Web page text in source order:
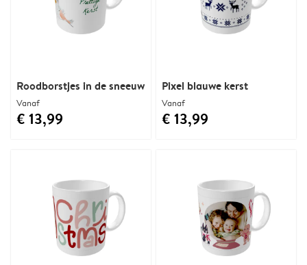
Pixel blauwe kerst
Vanaf
€ 13,99
Roodborstjes in de sneeuw
Vanaf
€ 13,99